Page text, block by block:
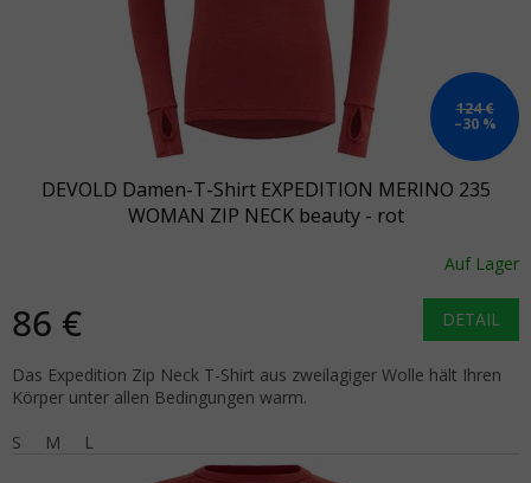
124 €
–30 %
DEVOLD Damen-T-Shirt EXPEDITION MERINO 235
WOMAN ZIP NECK beauty - rot
Auf Lager
86 € DETAIL
Das Expedition Zip Neck T-Shirt aus zweilagiger Wolle hält Ihren
Körper unter allen Bedingungen warm.
S
M L